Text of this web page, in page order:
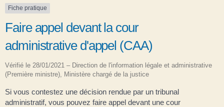
Fiche pratique
Faire appel devant la cour
administrative d'appel (CAA)
Vérifié le 28/01/2021 – Direction de l'information légale et administrative
(Première ministre), Ministère chargé de la justice
Si vous contestez une décision rendue par un tribunal
administratif, vous pouvez faire appel devant une cour